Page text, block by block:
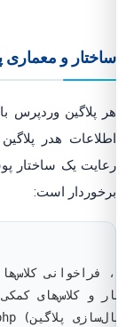
ساختار و معماری
اطلاعات هدر
رعایت یک ساختار
برخوردار است: